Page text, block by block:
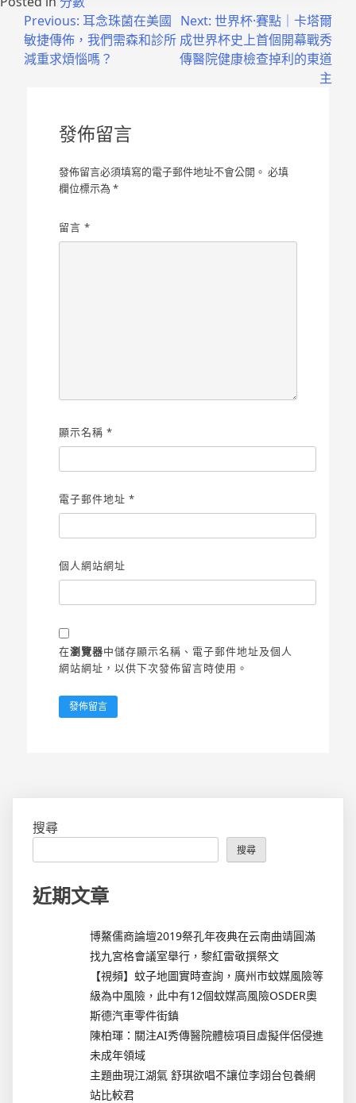
Previous: 耳念珠菌在美國
敏捷傳佈，我們需森和診所
減重求煩惱嗎？
Next: 世界杯·賽點｜卡塔爾
成世界杯史上首個開幕戰秀
傳醫院健康檢查掉利的東道
主
發佈留言
發佈留言必須填寫的電子郵件地址不會公開。 必填
欄位標示為*
留言*
顯示名稱*
電子郵件地址*
個人網站網址
在瀏覽器中儲存顯示名稱、電子郵件地址及個人
網站網址，以供下次發佈留言時使用。
搜尋
搜尋
近期文章
博鰲儒商論壇2019祭孔年夜典在云南曲靖圓滿
找九宮格會議室舉行，黎紅雷敬撰祭文
【視頻】蚊子地圖實時查詢，廣州市蚊媒風險等
級為中風險，此中有12個蚊媒高風險OSDER奧
斯德汽車零件街鎮
陳柏琿：關注AI秀傳醫院體檢項目虛擬伴侶侵進
未成年領域
主題曲現江湖氣 舒琪欲唱不讓位李翊台包養網
站比較君